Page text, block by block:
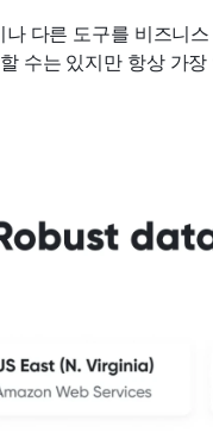
다른 도구를 비즈니
수는 있지만 항상 가